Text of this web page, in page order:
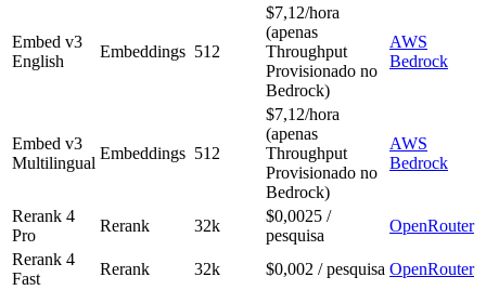
Embed v3
English
Embeddings 512
$7,12/hora
(apenas
Throughput
Provisionado no
Bedrock)
AWS
Bedrock
Embed v3
Multilingual
Embeddings 512
$7,12/hora
(apenas
Throughput
Provisionado no
Bedrock)
AWS
Bedrock
Rerank 4
Pro
Rerank 32k
$0,0025 /
pesquisa
OpenRouter
Rerank 4
Fast
Rerank 32k $0,002 / pesquisa OpenRouter